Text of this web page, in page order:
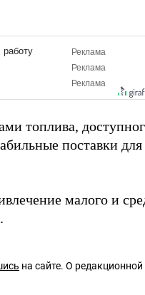
топлива,
поставки для
малого и
на сайте. О редакционной